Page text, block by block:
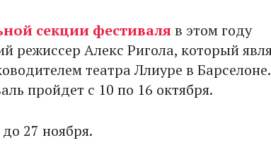
секции фестиваляв этом году
режиссер Алекс Ригола, который
театра Ллиуре в Барселоне.
пройдет с 10 по 16 октября.
27 ноября.